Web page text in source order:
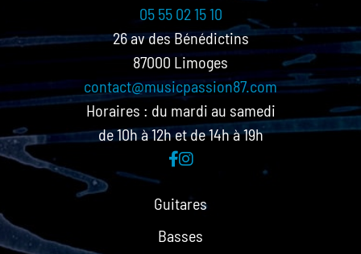
Guitares
Basses
05 55 02 15 10
26 av des Bénédictins
87000 Limoges
contact@musicpassion87.com
Horaires : du mardi au samedi
de 10h à 12h et de 14h à 19h